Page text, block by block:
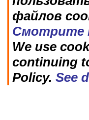
файлов
Смотрите
We use
continuing
Policy. See